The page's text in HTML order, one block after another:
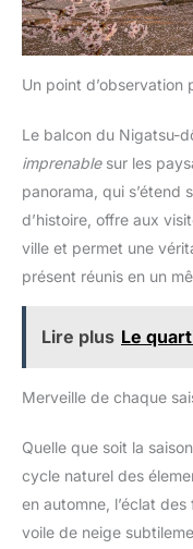
Un point d’observation
Le balcon du Nigatsu-
imprenablesur les
panorama, qui s’étend
d’histoire, offre aux
ville et permet une
présent réunis en un
Lire plus Le
Merveille de chaque
Quelle que soit la
cycle naturel des
en automne, l’éclat
voile de neige